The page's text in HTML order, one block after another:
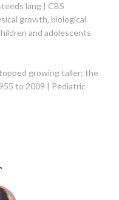
lang | CBS
growth, biological
and adolescents
growing taller: the
to 2009 | Pediatric